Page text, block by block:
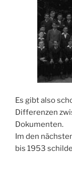
Es gibt also
Differenzen
Dokumenten.
Im den
bis 1953